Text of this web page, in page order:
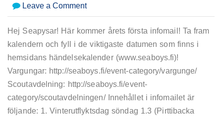
Leave a Commenton
Seaboys
Infomail
Hej Seapysar! Här kommer årets första infomail! Ta fram
kalendern och fyll i de viktigaste datumen som finns i
hemsidans händelsekalender (www.seaboys.fi)!
Vargungar: http://seaboys.fi/event-category/vargunge/
Scoutavdelning: http://seaboys.fi/event-
category/scoutavdelningen/ Innehållet i infomailet är
följande: 1. Vinterutflyktsdag söndag 1.3 (Pirttibacka